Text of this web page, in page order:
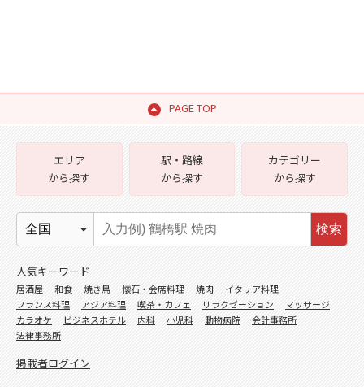
PAGE TOP
エリア
から探す
駅・路線
から探す
カテゴリー
から探す
検索
人気キーワード
居酒屋 和食 焼き鳥 懐石・会席料理 焼肉
イタリア料理
フランス料理
アジア料理 喫茶・カフェ リラクゼーション
マッサージ
カラオケ
ビジネスホテル 内科 小児科 動物病院
会計事務所
法律事務所
掲載者ログイン